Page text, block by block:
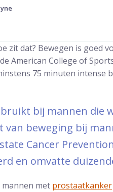
zit dat? Bewegen is goed
American College of
75 minuten intense
bij mannen die
van beweging bij
Cancer
en omvatte
met prostaatkanker